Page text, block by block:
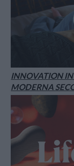
INNOVATION IN
MODERNA